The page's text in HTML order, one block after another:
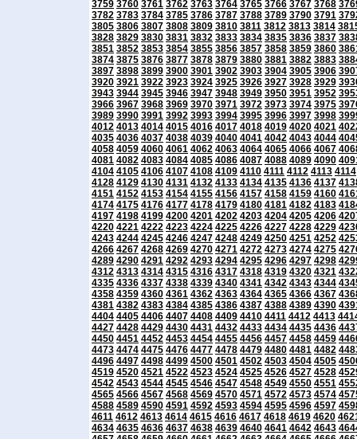
3759 3760 3761 3762 3763 3764 3765 3766 3767 3768
3782 3783 3784 3785 3786 3787 3788 3789 3790 3791
3805 3806 3807 3808 3809 3810 3811 3812 3813 3814
3828 3829 3830 3831 3832 3833 3834 3835 3836 3837
3851 3852 3853 3854 3855 3856 3857 3858 3859 3860
3874 3875 3876 3877 3878 3879 3880 3881 3882 3883
3897 3898 3899 3900 3901 3902 3903 3904 3905 3906
3920 3921 3922 3923 3924 3925 3926 3927 3928 3929
3943 3944 3945 3946 3947 3948 3949 3950 3951 3952
3966 3967 3968 3969 3970 3971 3972 3973 3974 3975
3989 3990 3991 3992 3993 3994 3995 3996 3997 3998
4012 4013 4014 4015 4016 4017 4018 4019 4020 4021
4035 4036 4037 4038 4039 4040 4041 4042 4043 4044
4058 4059 4060 4061 4062 4063 4064 4065 4066 4067
4081 4082 4083 4084 4085 4086 4087 4088 4089 4090
4104 4105 4106 4107 4108 4109 4110 4111 4112 4113 4114
4128 4129 4130 4131 4132 4133 4134 4135 4136 4137
4151 4152 4153 4154 4155 4156 4157 4158 4159 4160
4174 4175 4176 4177 4178 4179 4180 4181 4182 4183
4197 4198 4199 4200 4201 4202 4203 4204 4205 4206
4220 4221 4222 4223 4224 4225 4226 4227 4228 4229
4243 4244 4245 4246 4247 4248 4249 4250 4251 4252
4266 4267 4268 4269 4270 4271 4272 4273 4274 4275
4289 4290 4291 4292 4293 4294 4295 4296 4297 4298
4312 4313 4314 4315 4316 4317 4318 4319 4320 4321
4335 4336 4337 4338 4339 4340 4341 4342 4343 4344
4358 4359 4360 4361 4362 4363 4364 4365 4366 4367
4381 4382 4383 4384 4385 4386 4387 4388 4389 4390
4404 4405 4406 4407 4408 4409 4410 4411 4412 4413
4427 4428 4429 4430 4431 4432 4433 4434 4435 4436
4450 4451 4452 4453 4454 4455 4456 4457 4458 4459
4473 4474 4475 4476 4477 4478 4479 4480 4481 4482
4496 4497 4498 4499 4500 4501 4502 4503 4504 4505
4519 4520 4521 4522 4523 4524 4525 4526 4527 4528
4542 4543 4544 4545 4546 4547 4548 4549 4550 4551
4565 4566 4567 4568 4569 4570 4571 4572 4573 4574
4588 4589 4590 4591 4592 4593 4594 4595 4596 4597
4611 4612 4613 4614 4615 4616 4617 4618 4619 4620
4634 4635 4636 4637 4638 4639 4640 4641 4642 4643